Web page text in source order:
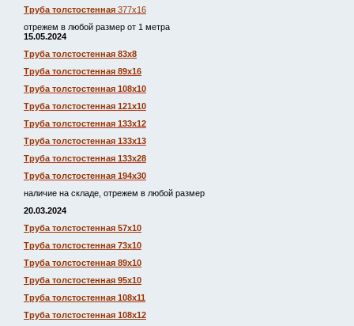
Труба толстостенная 377х16
отрежем в любой размер от 1 метра
15.05.2024
Труба толстостенная 83х8
Труба толстостенная 89х16
Труба толстостенная 108х10
Труба толстостенная 121х10
Труба толстостенная 133х12
Труба толстостенная 133х13
Труба толстостенная 133х28
Труба толстостенная 194х30
наличие на складе, отрежем в любой размер
20.03.2024
Труба толстостенная 57х10
Труба толстостенная 73х10
Труба толстостенная 89х10
Труба толстостенная 95х10
Труба толстостенная 108х11
Труба толстостенная 108х12